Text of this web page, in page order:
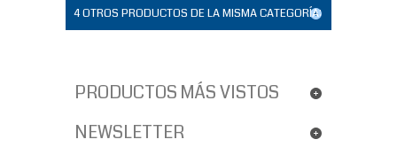
4 OTROS PRODUCTOS DE LA MISMA CATEGORÍA:
PRODUCTOS MÁS VISTOS
NEWSLETTER